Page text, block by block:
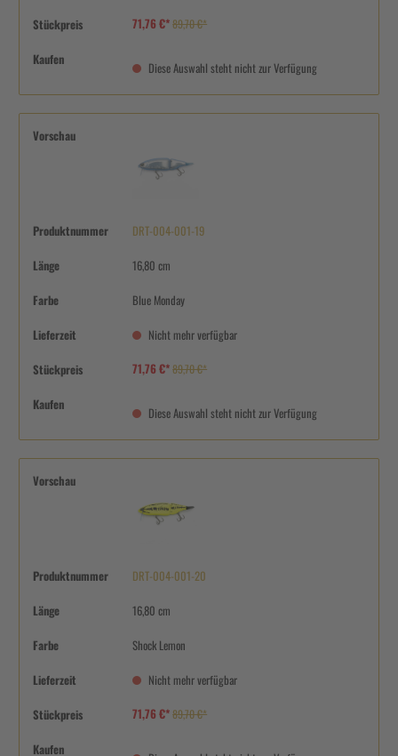
Stückpreis 71,76 €*89,70 €*
Kaufen
Diese Auswahl steht nicht zur Verfügung
Vorschau
Produktnummer DRT-004-001-19
Länge 16,80 cm
Farbe Blue Monday
Lieferzeit Nicht mehr verfügbar
Stückpreis 71,76 €*89,70 €*
Kaufen
Diese Auswahl steht nicht zur Verfügung
Vorschau
Produktnummer DRT-004-001-20
Länge 16,80 cm
Farbe Shock Lemon
Lieferzeit Nicht mehr verfügbar
Stückpreis 71,76 €*89,70 €*
Kaufen